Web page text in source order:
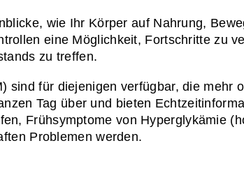
wie Ihr Körper auf Nahrung,
eine Möglichkeit, Fortschritte zu
zu treffen.
sind für diejenigen verfügbar, die mehr
Tag über und bieten
Frühsymptome von Hyperglykämie
Problemen werden.